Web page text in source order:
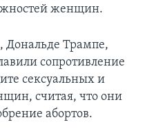
женщин.
Трампе,
сопротивление
сексуальных и
считая, что они
абортов.